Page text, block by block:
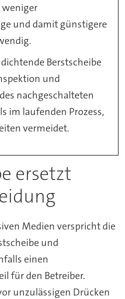
weniger
und damit günstigere
Berstscheibe
und
nachgeschalteten
im laufenden Prozess,
vermeidet.
ersetzt
Medien verspricht die
und
einen
für den Betreiber.
unzulässigen Drücken